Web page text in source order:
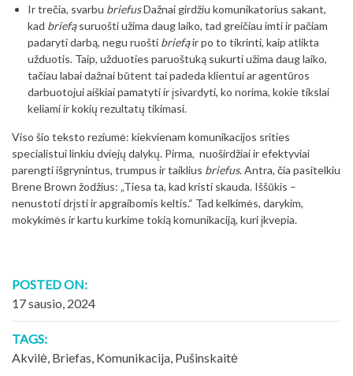
Ir trečia, svarbu briefusDažnai girdžiu komunikatorius sakant,
kad briefąsuruošti užima daug laiko, tad greičiau imti ir pačiam
padaryti darbą, negu ruošti briefąir po to tikrinti, kaip atlikta
užduotis. Taip, užduoties paruoštuką sukurti užima daug laiko,
tačiau labai dažnai būtent tai padeda klientui ar agentūros
darbuotojui aiškiai pamatyti ir įsivardyti, ko norima, kokie tikslai
keliami ir kokių rezultatų tikimasi.
Viso šio teksto reziumė: kiekvienam komunikacijos srities
specialistui linkiu dviejų dalykų. Pirma, nuoširdžiai ir efektyviai
parengti išgrynintus, trumpus ir taiklius briefus. Antra, čia pasitelkiu
Brene Brown žodžius: „Tiesa ta, kad kristi skauda. Iššūkis –
nenustoti drįsti ir apgraibomis keltis.“ Tad kelkimės, darykim,
mokykimės ir kartu kurkime tokią komunikaciją, kuri įkvepia.
POSTED ON:
17 sausio, 2024
TAGS:
Akvilė, Briefas, Komunikacija, Pušinskaitė